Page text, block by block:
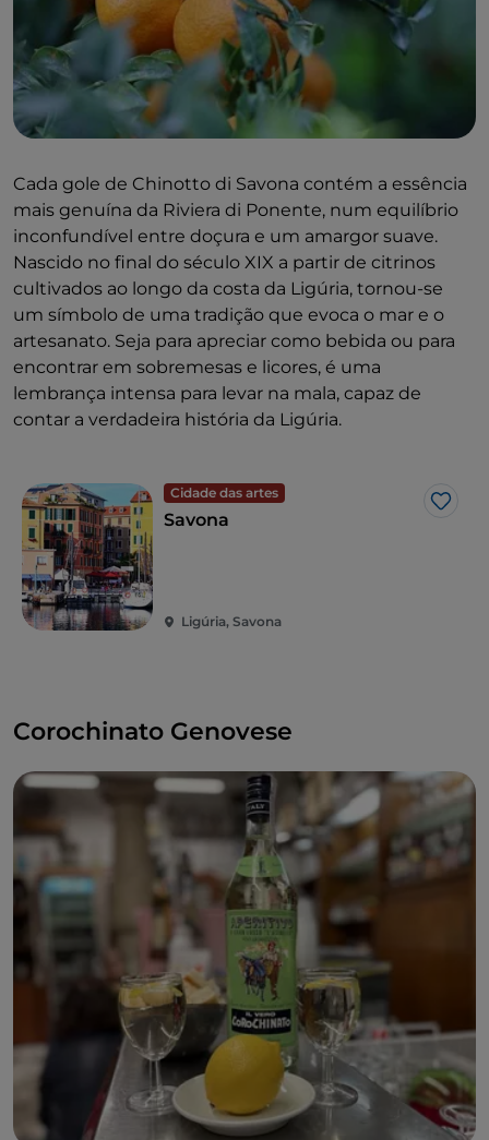
Cada gole de Chinotto di Savona contém a essência
mais genuína da Riviera di Ponente, num equilíbrio
inconfundível entre doçura e um amargor suave.
Nascido no final do século XIX a partir de citrinos
cultivados ao longo da costa da Ligúria, tornou-se
um símbolo de uma tradição que evoca o mar e o
artesanato. Seja para apreciar como bebida ou para
encontrar em sobremesas e licores, é uma
lembrança intensa para levar na mala, capaz de
contar a verdadeira história da Ligúria.
Cidade das artes
Savona
Ligúria, Savona
Corochinato Genovese